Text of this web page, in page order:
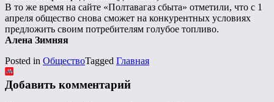
В то же время на сайте «Полтавагаз сбыта» отметили, что с 1
апреля общество снова сможет на конкурентных условиях
предложить своим потребителям голубое топливо.
Алена Зимняя
Posted in ОбществоTagged Главная
Добавить комментарий